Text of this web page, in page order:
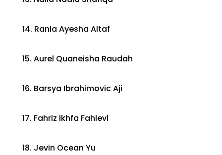
14. Rania Ayesha Altaf
15. Aurel Quaneisha Raudah
16. Barsya Ibrahimovic Aji
17. Fahriz Ikhfa Fahlevi
18. Jevin Ocean Yu